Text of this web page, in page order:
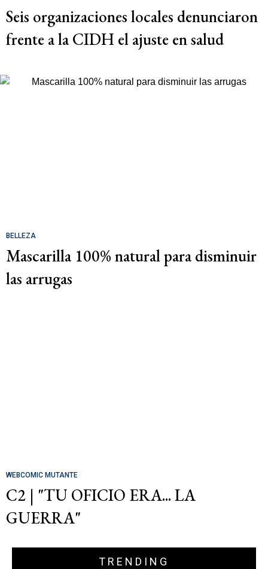
Seis organizaciones locales denunciaron
frente a la CIDH el ajuste en salud
BELLEZA
Mascarilla 100% natural para disminuir
las arrugas
WEBCOMIC MUTANTE
C2 | "TU OFICIO ERA... LA
GUERRA"
TRENDING